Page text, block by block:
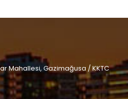
Mahallesi, Gazimağusa / KKTC